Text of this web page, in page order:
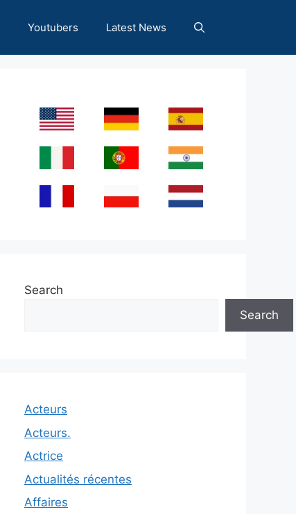
Youtubers Latest News
Search
Search
Acteurs
Acteurs.
Actrice
Actualités récentes
Affaires